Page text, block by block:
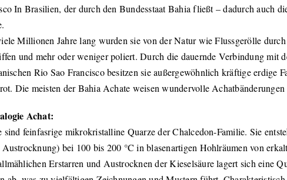
In Brasilien, der durch den Bundesstaat Bahia fließt – dadurch auch
Millionen Jahre lang wurden sie von der Natur wie Flussgerölle
und mehr oder weniger poliert. Durch die dauernde Verbindung mit
Rio Sao Francisco besitzen sie außergewöhnlich kräftige erdige
Die meisten der Bahia Achate weisen wundervolle
Achat:
sind feinfasrige mikrokristalline Quarze der Chalcedon-Familie. Sie
bei 100 bis 200 °C in blasenartigen Hohlräumen von
Erstarren und Austrocknen der Kieselsäure lagert sich eine